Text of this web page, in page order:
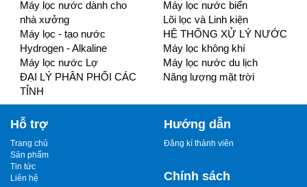
Máy lọc nước dành cho
nhà xưởng
Máy lọc nước biển
Lõi lọc và Linh kiện
Máy lọc - tạo nước
Hydrogen - Alkaline
HỆ THỐNG XỬ LÝ NƯỚC
Máy lọc không khí
Máy lọc nước Lợ
Máy lọc nước du lịch
ĐẠI LÝ PHÂN PHỐI CÁC
TỈNH
Năng lượng mặt trời
Hỗ trợ
Trang chủ
Sản phẩm
Tin tức
Liên hệ
Hướng dẫn
Đăng kí thành viên
Chính sách